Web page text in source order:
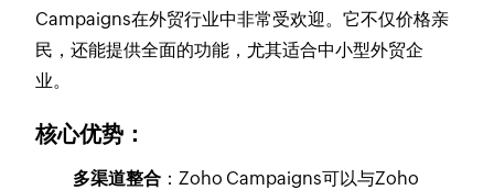
Campaigns在外贸行业中非常受欢迎。它不仅价格亲
民，还能提供全面的功能，尤其适合中小型外贸企
业。
核心优势：
多渠道整合 ：Zoho Campaigns可以与Zoho